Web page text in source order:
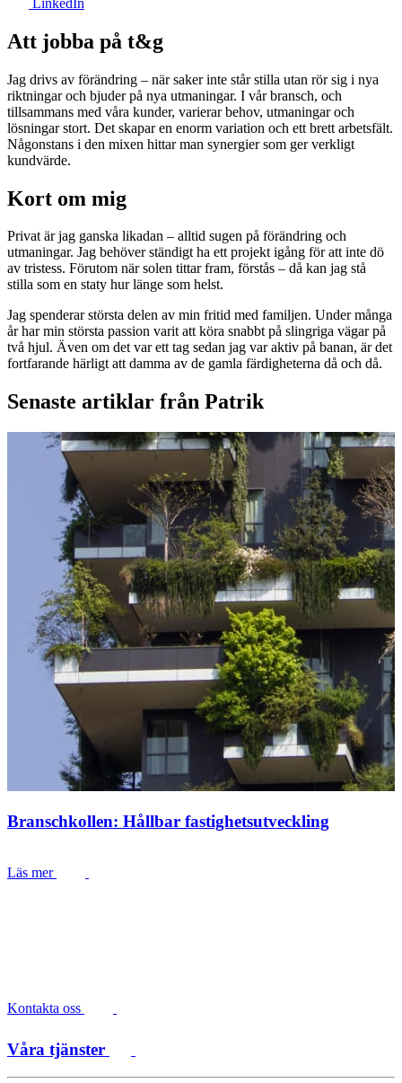
Att jobba på t&g
Jag drivs av förändring – när saker inte står stilla utan rör sig i nya
riktningar och bjuder på nya utmaningar. I vår bransch, och
tillsammans med våra kunder, varierar behov, utmaningar och
lösningar stort. Det skapar en enorm variation och ett brett arbetsfält.
Någonstans i den mixen hittar man synergier som ger verkligt
kundvärde.
Kort om mig
Privat är jag ganska likadan – alltid sugen på förändring och
utmaningar. Jag behöver ständigt ha ett projekt igång för att inte dö
av tristess. Förutom när solen tittar fram, förstås – då kan jag stå
stilla som en staty hur länge som helst.
Jag spenderar största delen av min fritid med familjen. Under många
år har min största passion varit att köra snabbt på slingriga vägar på
två hjul. Även om det var ett tag sedan jag var aktiv på banan, är det
fortfarande härligt att damma av de gamla färdigheterna då och då.
Senaste artiklar från Patrik
Branschkollen: Hållbar fastighetsutveckling
Läs mer
Kontakta oss
Våra tjänster